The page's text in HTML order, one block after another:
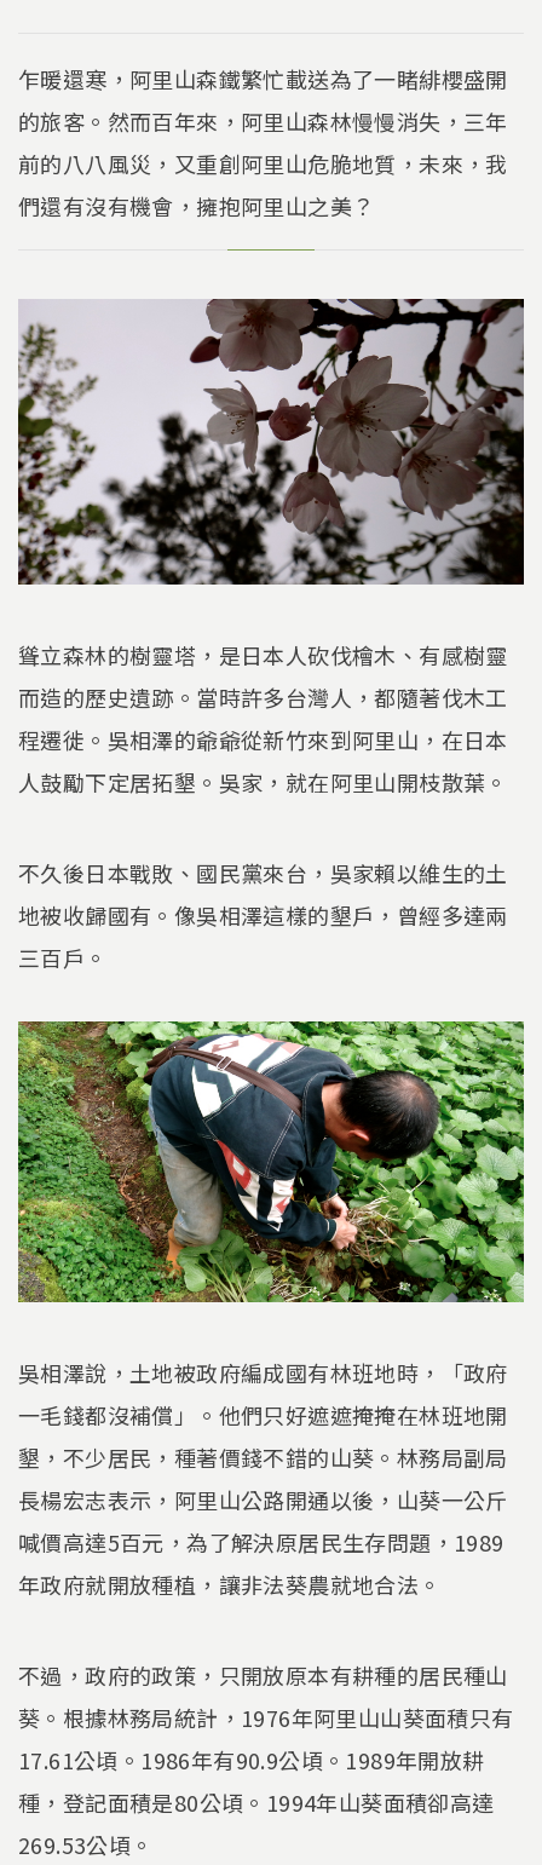
乍暖還寒，阿里山森鐵繁忙載送為了一睹緋櫻盛開
的旅客。然而百年來，阿里山森林慢慢消失，三年
前的八八風災，又重創阿里山危脆地質，未來，我
們還有沒有機會，擁抱阿里山之美？
聳立森林的樹靈塔，是日本人砍伐檜木、有感樹靈
而造的歷史遺跡。當時許多台灣人，都隨著伐木工
程遷徙。吳相澤的爺爺從新竹來到阿里山，在日本
人鼓勵下定居拓墾。吳家，就在阿里山開枝散葉。
不久後日本戰敗、國民黨來台，吳家賴以維生的土
地被收歸國有。像吳相澤這樣的墾戶，曾經多達兩
三百戶。
吳相澤說，土地被政府編成國有林班地時，「政府
一毛錢都沒補償」。他們只好遮遮掩掩在林班地開
墾，不少居民，種著價錢不錯的山葵。林務局副局
長楊宏志表示，阿里山公路開通以後，山葵一公斤
喊價高達5百元，為了解決原居民生存問題，1989
年政府就開放種植，讓非法葵農就地合法。
不過，政府的政策，只開放原本有耕種的居民種山
葵。根據林務局統計，1976年阿里山山葵面積只有
17.61公頃。1986年有90.9公頃。1989年開放耕
種，登記面積是80公頃。1994年山葵面積卻高達
269.53公頃。